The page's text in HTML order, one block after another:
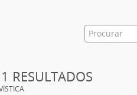
RESULTADOS